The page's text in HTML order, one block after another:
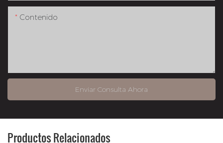
Contenido
Enviar Consulta Ahora
Productos Relacionados